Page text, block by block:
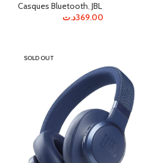
Casques Bluetooth, JBL
369.00د.ت
SOLD OUT